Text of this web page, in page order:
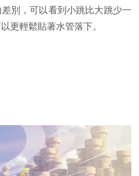
別，可以看到小跳比大跳少一
更輕鬆貼著水管落下。